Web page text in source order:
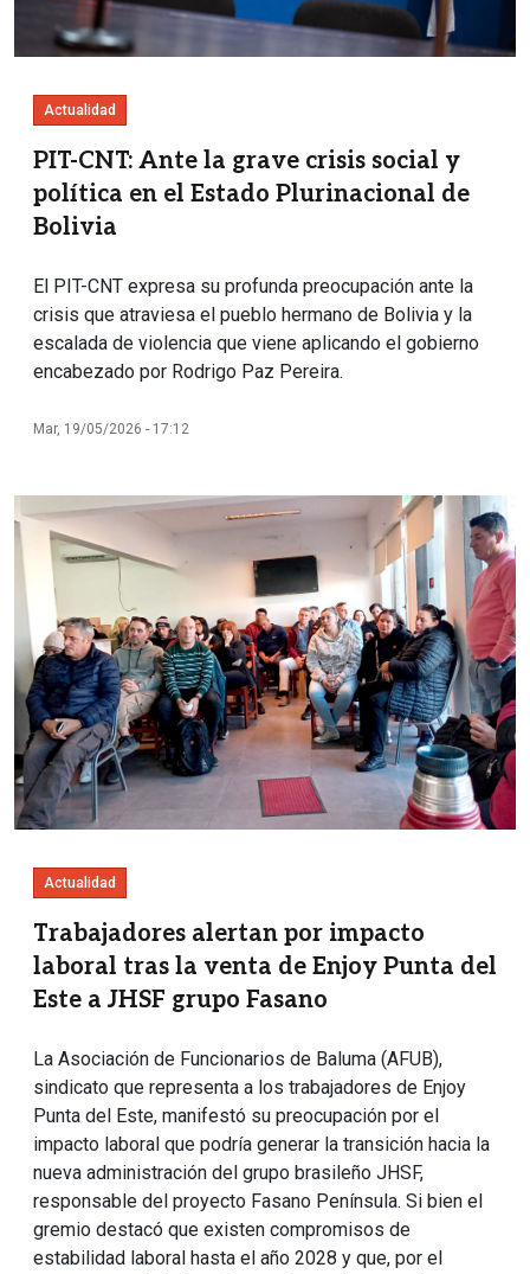
Actualidad
PIT-CNT: Ante la grave crisis social y
política en el Estado Plurinacional de
Bolivia
El PIT-CNT expresa su profunda preocupación ante la
crisis que atraviesa el pueblo hermano de Bolivia y la
escalada de violencia que viene aplicando el gobierno
encabezado por Rodrigo Paz Pereira.
Mar, 19/05/2026 - 17:12
Imagen
Actualidad
Trabajadores alertan por impacto
laboral tras la venta de Enjoy Punta del
Este a JHSF grupo Fasano
La Asociación de Funcionarios de Baluma (AFUB),
sindicato que representa a los trabajadores de Enjoy
Punta del Este, manifestó su preocupación por el
impacto laboral que podría generar la transición hacia la
nueva administración del grupo brasileño JHSF,
responsable del proyecto Fasano Península. Si bien el
gremio destacó que existen compromisos de
estabilidad laboral hasta el año 2028 y que, por el